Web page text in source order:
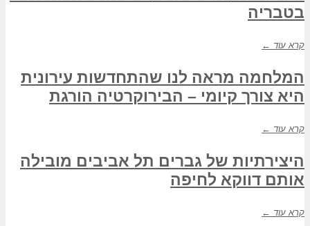
בטבריה
קרא עוד ←
המלחמה מראה לנו שהתחדשות עירונית
היא צורך קיומי – הבירוקרטיה הורגת
קרא עוד ←
היצירתיות של גברים תל אביבים מובילה
אותם דווקא לחיפה
קרא עוד ←